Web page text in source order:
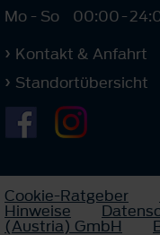
Mo - So
00:00-
Kontakt & Anfahrt
Standortübersicht
Cookie-Ratgeber
Hinweise
(Austria) GmbH